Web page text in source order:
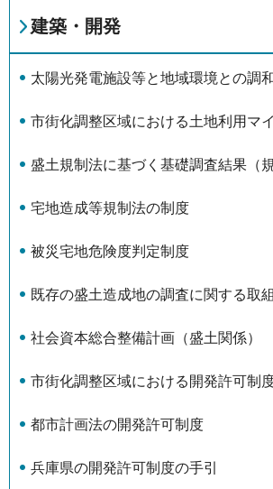
建築・開発
太陽光発電施設等と地域環境との調
市街化調整区域における土地利用マ
盛土規制法に基づく基礎調査結果（
宅地造成等規制法の制度
被災宅地危険度判定制度
既存の盛土造成地の調査に関する取組
社会資本総合整備計画（盛土関係）
市街化調整区域における開発許可制
都市計画法の開発許可制度
兵庫県の開発許可制度の手引